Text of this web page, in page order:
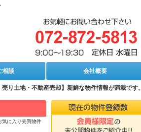
相談 会社概要
り土地・不動産売却】新鮮な物件情報が満載です。
気に入り売買物件